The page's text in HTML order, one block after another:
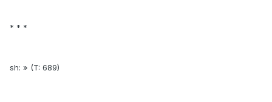
* * *
sh: » (T: 689)